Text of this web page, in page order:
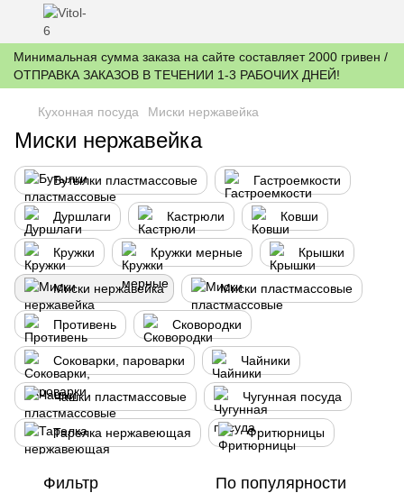
Минимальная сумма заказа на сайте составляет 2000 гривен /
ОТПРАВКА ЗАКАЗОВ В ТЕЧЕНИИ 1-3 РАБОЧИХ ДНЕЙ!
Кухонная посуда Миски нержавейка
Миски нержавейка
Бутылки пластмассовые Гастроемкости
Дуршлаги Кастрюли Ковши
Кружки Кружки мерные Крышки
Миски нержавейка Миски пластмассовые
Противень Сковородки
Соковарки, пароварки Чайники
Чашки пластмассовые Чугунная посуда
Тарелка нержавеющая Фритюрницы
Фильтр По популярности